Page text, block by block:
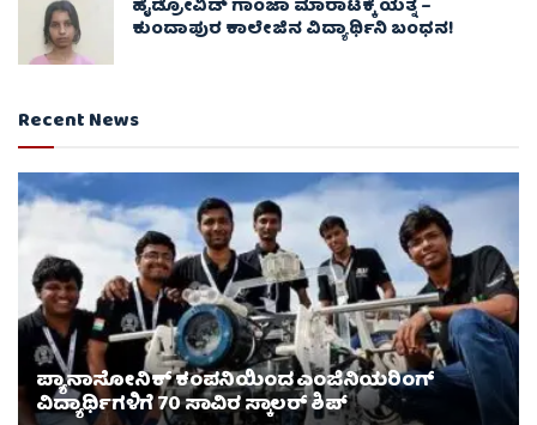
ಹೈಡ್ರೋವಿಡ್ ಗಾಂಜಾ ಮಾರಾಟಕ್ಕೆ ಯತ್ನ –
ಕುಂದಾಪುರ ಕಾಲೇಜಿನ ವಿದ್ಯಾರ್ಥಿನಿ ಬಂಧನ!
Recent News
ಪ್ಯಾನಾಸೋನಿಕ್ ಕಂಪನಿಯಿಂದ ಎಂಜಿನಿಯರಿಂಗ್
ವಿದ್ಯಾರ್ಥಿಗಳಿಗೆ 70 ಸಾವಿರ ಸ್ಕಾಲರ್ ಶಿಪ್